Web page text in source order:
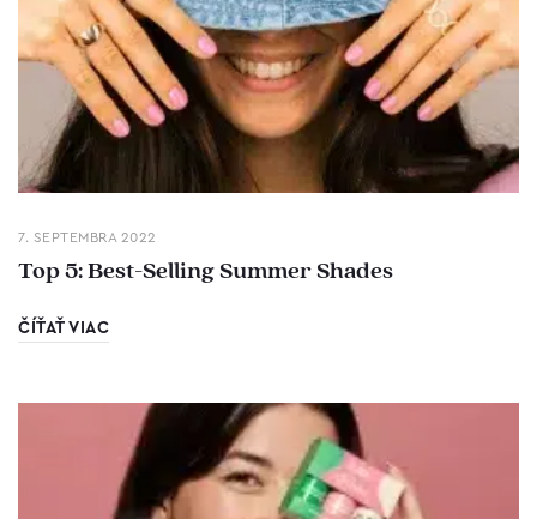
7. SEPTEMBRA 2022
Top 5: Best-Selling Summer Shades
ČÍŤAŤ VIAC